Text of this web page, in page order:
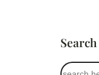
Search
搜